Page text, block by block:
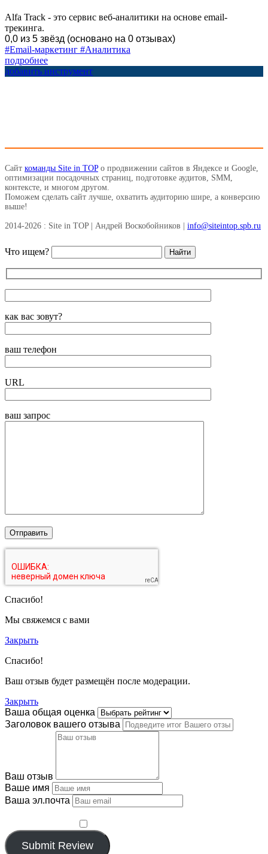
Alfa Track - это сервис веб-аналитики на основе email-
трекинга.
0,0 из 5 звёзд (основано на 0 отзывах)
#Email-маркетинг #Аналитика
подробнее
добавить инструмент
Сайт команды Site in TOPо продвижении сайтов в Яндексе и Google,
оптимизации посадочных страниц, подготовке аудитов, SMM,
контексте, и многом другом.
Поможем сделать сайт лучше, охватить аудиторию шире, а конверсию
выше!
2014-2026 : Site in TOP | Андрей Воскобойников | info@siteintop.spb.ru
Что ищем?
как вас зовут?
ваш телефон
URL
ваш запрос
Спасибо!
Мы свяжемся с вами
Закрыть
Спасибо!
Ваш отзыв будет размещён после модерации.
Закрыть
Ваша общая оценка
Заголовок вашего отзыва
Ваш отзыв
Ваше имя
Ваша эл.почта
Submit Review